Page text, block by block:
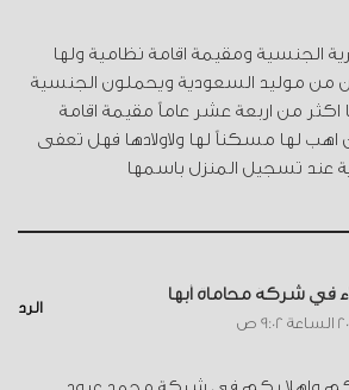
الجنسية ومقيمة اقامة نظامية ولها
من موليد السعودية ويحملون الجنسية
اكثر من اربعة عشر عاماً مقيمة اقامة
اهب لها مسكناً لها ولاولادها فهل تعفى
عند تسجيل المنزل باسمها
في شركة محاماة أبها
الرد